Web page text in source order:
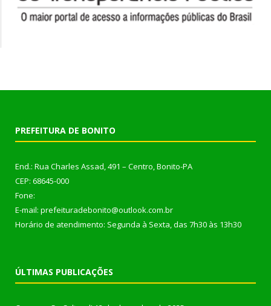
PREFEITURA DE BONITO
End.: Rua Charles Assad, 491 – Centro, Bonito-PA
CEP: 68645-000
Fone:
E-mail: prefeituradebonito@outlook.com.br
Horário de atendimento: Segunda à Sexta, das 7h30 às 13h30
ÚLTIMAS PUBLICAÇÕES